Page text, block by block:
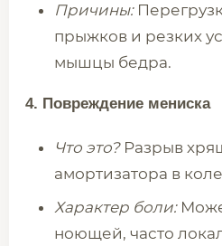
Причины:
прыжков и резких
мышцы бедра.
4. Повреждение мениска
Что это?Разрыв
амортизатора в
Характер боли:
ноющей, часто